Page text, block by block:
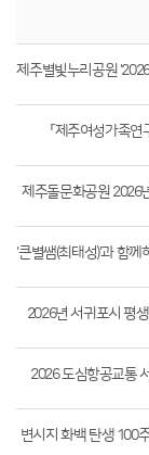
「제주여성가족
제주돌문화공원 2026
2026년 서귀포시 평
2026 도심항공교통
변시지 화백 탄생 100